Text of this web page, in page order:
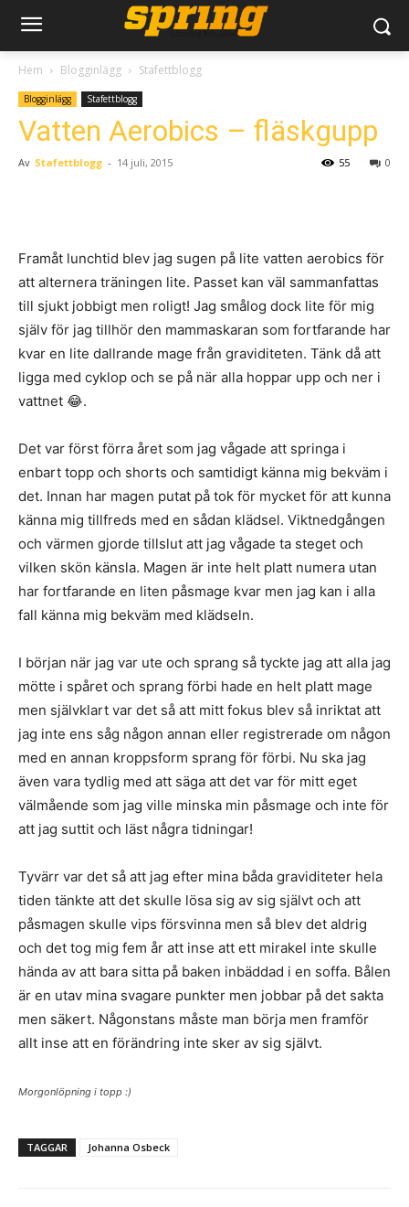
Hem Blogginlägg Stafettblogg
Blogginlägg Stafettblogg
Vatten Aerobics – fläskgupp
Av Stafettblogg - 14 juli, 2015 0
55
Framåt lunchtid blev jag sugen på lite vatten aerobics för
att alternera träningen lite. Passet kan väl sammanfattas
till sjukt jobbigt men roligt! Jag smålog dock lite för mig
själv för jag tillhör den mammaskaran som fortfarande har
kvar en lite dallrande mage från graviditeten. Tänk då att
ligga med cyklop och se på när alla hoppar upp och ner i
vattnet 😂.
Det var först förra året som jag vågade att springa i
enbart topp och shorts och samtidigt känna mig bekväm i
det. Innan har magen putat på tok för mycket för att kunna
känna mig tillfreds med en sådan klädsel. Viktnedgången
och värmen gjorde tillslut att jag vågade ta steget och
vilken skön känsla. Magen är inte helt platt numera utan
har fortfarande en liten påsmage kvar men jag kan i alla
fall känna mig bekväm med klädseln.
I början när jag var ute och sprang så tyckte jag att alla jag
mötte i spåret och sprang förbi hade en helt platt mage
men självklart var det så att mitt fokus blev så inriktat att
jag inte ens såg någon annan eller registrerade om någon
med en annan kroppsform sprang för förbi. Nu ska jag
även vara tydlig med att säga att det var för mitt eget
välmående som jag ville minska min påsmage och inte för
att jag suttit och läst några tidningar!
Tyvärr var det så att jag efter mina båda graviditeter hela
tiden tänkte att det skulle lösa sig av sig självt och att
påsmagen skulle vips försvinna men så blev det aldrig
och det tog mig fem år att inse att ett mirakel inte skulle
hända av att bara sitta på baken inbäddad i en soffa. Bålen
är en utav mina svagare punkter men jobbar på det sakta
men säkert. Någonstans måste man börja men framför
allt inse att en förändring inte sker av sig självt.
Morgonlöpning i topp :)
TAGGAR Johanna Osbeck